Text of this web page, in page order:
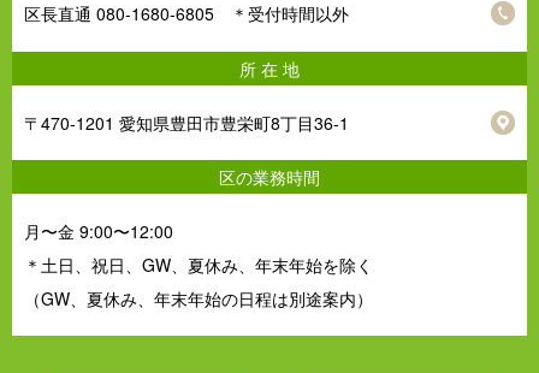
区長直通 080-1680-6805 ＊受付時間以外
所 在 地
〒470-1201 愛知県豊田市豊栄町8丁目36-1
区の業務時間
月〜金 9:00〜12:00
＊土日、祝日、GW、夏休み、年末年始を除く
（GW、夏休み、年末年始の日程は別途案内）